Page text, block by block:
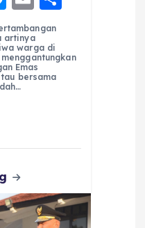
e
ss
e
n
m
ai
l
re
artinya
warga di
Emas
bersama